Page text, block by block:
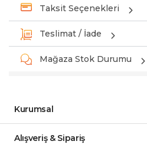
Taksit Seçenekleri
Teslimat / İade
Mağaza Stok Durumu
Kurumsal
Alışveriş & Sipariş